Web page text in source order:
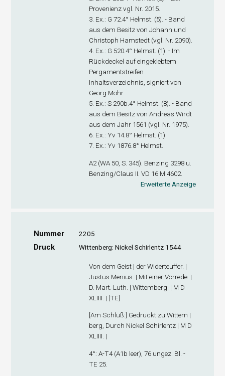
Provenienz vgl. Nr. 2015.
3. Ex.: G 72.4° Helmst. (5). - Band
aus dem Besitz von Johann und
Christoph Hamstedt (vgl. Nr. 2090).
4. Ex.: G 520.4° Helmst. (1). - Im
Rückdeckel auf eingeklebtem
Pergamentstreifen
Inhaltsverzeichnis, signiert von
Georg Mohr.
5. Ex.: S 290b.4° Helmst. (8). - Band
aus dem Besitz von Andreas Wirdt
aus dem Jahr 1561 (vgl. Nr. 1975).
6. Ex.: Yv 14.8° Helmst. (1).
7. Ex.: Yv 1876.8° Helmst.
A2 (WA 50, S. 345). Benzing 3298 u.
Benzing/Claus II. VD 16 M 4602.
Erweiterte Anzeige
Nummer 2205
Druck Wittenberg: Nickel Schirlentz 1544
Von dem Geist | der Widerteuffer. |
Justus Menius. | Mit einer Vorrede. |
D. Mart. Luth. | Wittemberg. | M D
XLIIII. | [TE]
[Am Schluß:] Gedruckt zu Wittem |
berg, Durch Nickel Schirlentz | M D
XLIIII. |
4°: A-T4(A1b leer), 76 ungez. Bl. -
TE 25.